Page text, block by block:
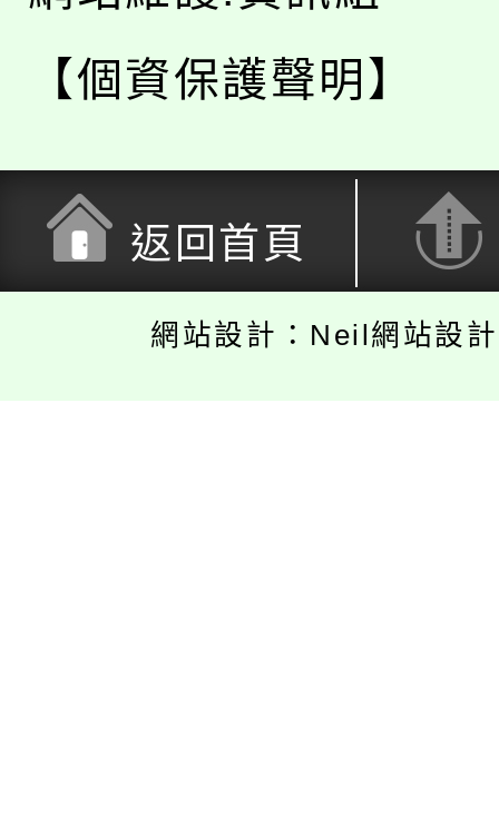
【個資保護聲明】
返回首頁
網站設計：Neil網站設